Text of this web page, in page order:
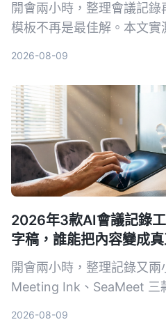
開會兩小時，整理會議記
模板不再是最佳解。本文
項，把時間留給更重要的事
2026-08-09
2026年3款AI會議記錄
字稿，誰能把內容變成
開會兩小時，整理記錄又
Meeting Ink、SeaMeet 三
2026-08-09